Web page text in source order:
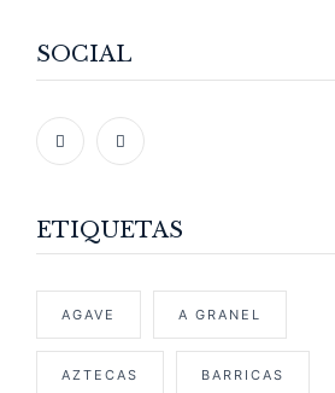
SOCIAL
ETIQUETAS
AGAVE A GRANEL
AZTECAS BARRICAS